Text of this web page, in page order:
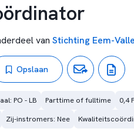
van Stichting Eem-
Opslaan
PO - LB Parttime of fulltime 0,4
Zij-instromers: Nee